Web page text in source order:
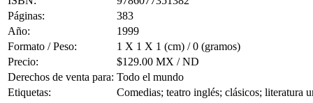
Páginas:
383
Año:
1999
Formato / Peso:
1 X 1 X 1 (cm) / 0 (gramos)
Precio:
$129.00 MX / ND
Derechos de venta para: Todo el mundo
Etiquetas:
Comedias; teatro inglés; clásicos; literatura